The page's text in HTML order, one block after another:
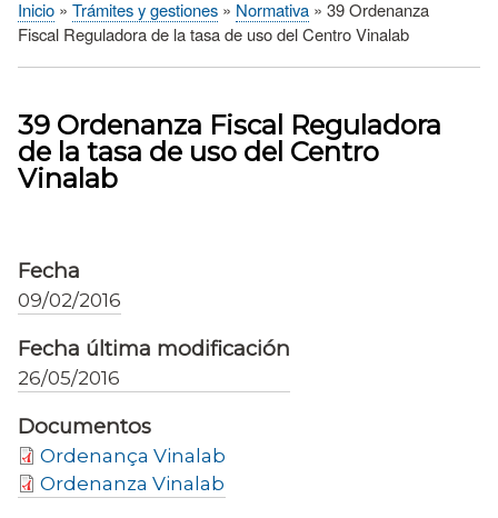
Sobrescribir
ayuda
a
la
navegación
Inicio Trámites y gestiones Normativa
39 Ordenanza
Fiscal Reguladora de la tasa de uso del Centro Vinalab
39 Ordenanza Fiscal Reguladora
de la tasa de uso del Centro
Vinalab
Fecha
09/02/2016
Fecha última modificación
26/05/2016
Documentos
Ordenança Vinalab
Ordenanza Vinalab